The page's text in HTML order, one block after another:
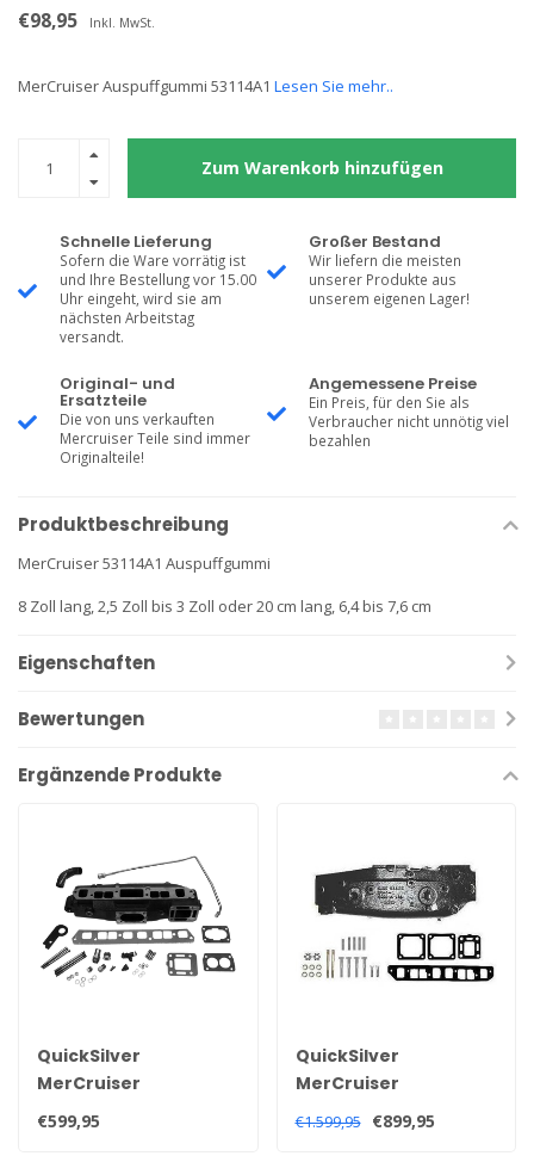
€98,95 Inkl. MwSt.
MerCruiser Auspuffgummi 53114A1 Lesen Sie mehr..
Zum Warenkorb hinzufügen
Schnelle Lieferung
Sofern die Ware vorrätig ist
und Ihre Bestellung vor 15.00
Uhr eingeht, wird sie am
nächsten Arbeitstag
versandt.
Großer Bestand
Wir liefern die meisten
unserer Produkte aus
unserem eigenen Lager!
Original- und
Ersatzteile
Die von uns verkauften
Mercruiser Teile sind immer
Originalteile!
Angemessene Preise
Ein Preis, für den Sie als
Verbraucher nicht unnötig viel
bezahlen
Produktbeschreibung
MerCruiser 53114A1 Auspuffgummi
8 Zoll lang, 2,5 Zoll bis 3 Zoll oder 20 cm lang, 6,4 bis 7,6 cm
Eigenschaften
Bewertungen
Ergänzende Produkte
QuickSilver
MerCruiser
Auspuffkrümmer für
3.0 Liter 181 CID 140HP
€599,95
QuickSilver
MerCruiser
Auspuffkrümmer für
3,0 Liter Motoren
€1.599,95 €899,95